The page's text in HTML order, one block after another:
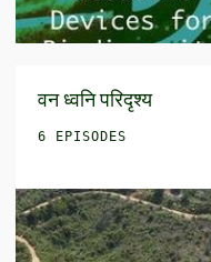
वन ध्वनि परिदृश्य
6 EPISODES